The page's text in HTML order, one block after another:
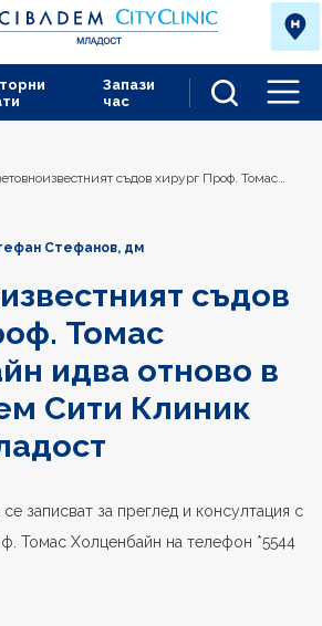
Запази
час
съдов хирург Проф. Томас
Стефанов, дм
съдов
Томас
идва отново в
Сити Клиник
записват за преглед и консултация с
Томас Холценбайн на телефон *5544